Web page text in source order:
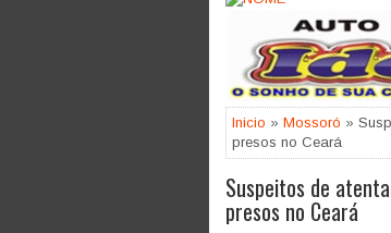
Inicio » Mossoró »
presos no Ceará
Suspeitos de
presos no Ceará